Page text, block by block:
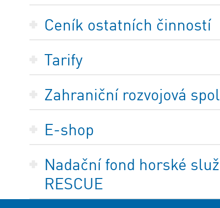
Ceník ostatních činností
Tarify
Zahraniční rozvojová
E-shop
Nadační fond horské
RESCUE